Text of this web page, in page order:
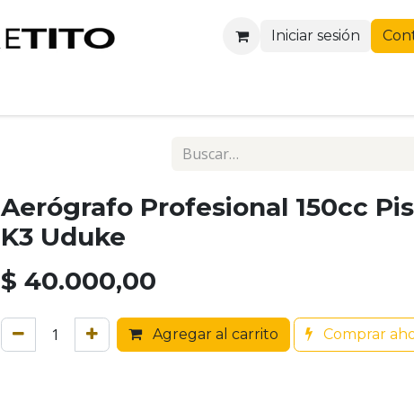
Iniciar sesión
Aerógrafo Profesional 150cc
K3 Uduke
$ 40.000,00
Agregar al carrito Comprar